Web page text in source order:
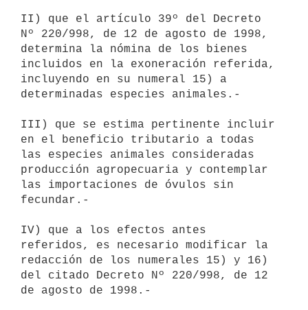
II) que el artículo 39º del Decreto
Nº 220/998, de 12 de agosto de 1998,
determina la nómina de los bienes
incluidos en la exoneración referida,
incluyendo en su numeral 15) a
determinadas especies animales.-
III) que se estima pertinente incluir
en el beneficio tributario a todas
las especies animales consideradas
producción agropecuaria y contemplar
las importaciones de óvulos sin
fecundar.-
IV) que a los efectos antes
referidos, es necesario modificar la
redacción de los numerales 15) y 16)
del citado Decreto Nº 220/998, de 12
de agosto de 1998.-